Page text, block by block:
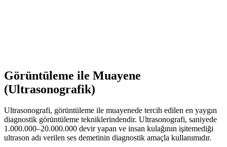
Görüntüleme ile Muayene
(Ultrasonografik)
Ultrasonografi, görüntüleme ile muayenede tercih edilen en yaygın
diagnostik görüntüleme tekniklerindendir. Ultrasonografi, saniyede
1.000.000–20.000.000 devir yapan ve insan kulağının işitemediği
ultrason adı verilen ses demetinin diagnostik amaçla kullanımıdır.